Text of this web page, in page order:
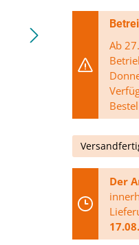
Ab
Der